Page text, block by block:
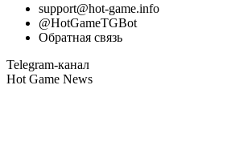
support@hot-game.info
@HotGameTGBot
Обратная связь
Telegram-канал
Hot Game News